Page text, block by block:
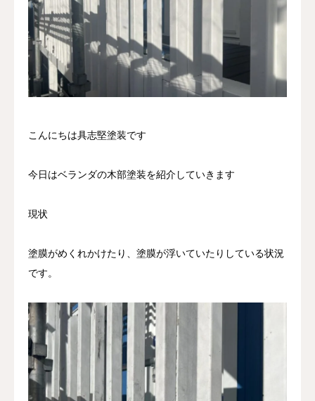
こんにちは具志堅塗装です
今日はベランダの木部塗装を紹介していきます
現状
塗膜がめくれかけたり、塗膜が浮いていたりしている状況
です。
会社案内
お問い合わせ